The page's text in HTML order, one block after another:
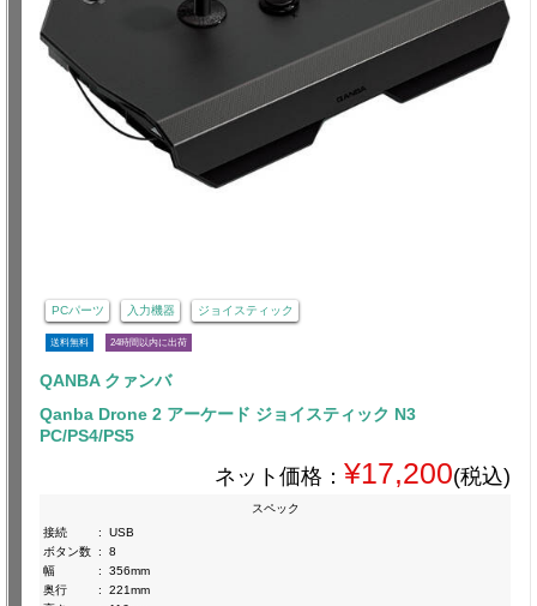
PCパーツ 入力機器 ジョイスティック
送料無料 24時間以内に出荷
QANBA クァンバ
Qanba Drone 2 アーケード ジョイスティック N3
PC/PS4/PS5
ネット価格： ¥17,200(税込)
スペック
接続
:
USB
ボタン数 :
8
幅
:
356mm
奥行
:
221mm